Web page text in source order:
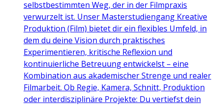
selbstbestimmten Weg, der in der Filmpraxis
verwurzelt ist. Unser Masterstudiengang Kreative
Produktion (Film) bietet dir ein flexibles Umfeld, in
dem du deine Vision durch praktisches
Experimentieren, kritische Reflexion und
kontinuierliche Betreuung entwickelst – eine
Kombination aus akademischer Strenge und realer
Filmarbeit. Ob Regie, Kamera, Schnitt, Produktion
oder interdisziplinäre Projekte: Du vertiefst dein